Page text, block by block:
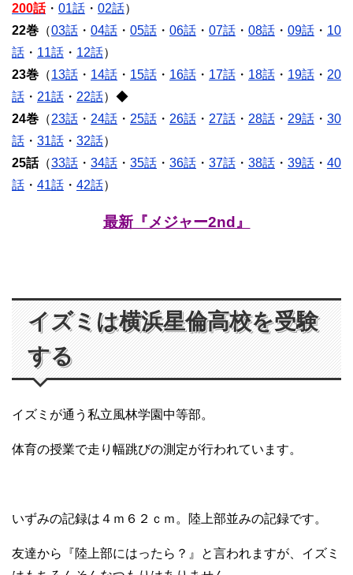
200話・ 01話 ・ 02話）
22巻 （03話 ・ 04話 ・ 05話 ・ 06話 ・ 07話 ・ 08話 ・ 09話 ・ 10
話 ・ 11話 ・ 12話）
23巻 （13話 ・ 14話 ・ 15話 ・ 16話 ・ 17話 ・ 18話 ・ 19話 ・ 20
話 ・ 21話 ・ 22話）◆
24巻 （23話 ・ 24話 ・ 25話 ・ 26話 ・ 27話 ・ 28話 ・ 29話 ・ 30
話 ・ 31話 ・ 32話）
25話（33話 ・ 34話 ・ 35話 ・ 36話 ・ 37話 ・ 38話 ・ 39話 ・ 40
話 ・ 41話 ・ 42話）
最新『メジャー2nd』
イズミは横浜星倫高校を受験
する
イズミが通う私立風林学園中等部。
体育の授業で走り幅跳びの測定が行われています。
いずみの記録は４ｍ６２ｃｍ。陸上部並みの記録です。
友達から『陸上部にはったら？』と言われますが、イズミ